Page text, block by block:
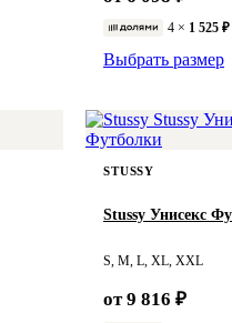
4 × 1 525 ₽
Выбрать размер
STUSSY
Stussy Унисекс
S, M, L, XL, XXL
от 9 816 ₽